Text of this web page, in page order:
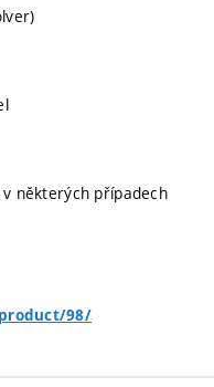
některých případech
98/